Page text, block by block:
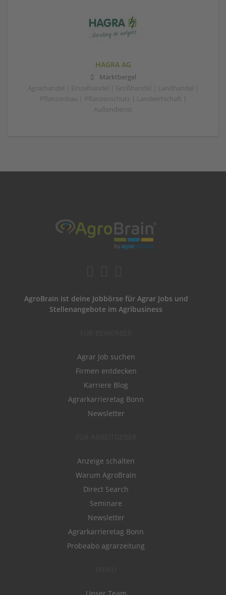
HAGRA AG
Marktbergel
Agrarhandel | Einzelhandel | Großhandel | Landhandel |
Pflanzenbau | Pflanzenschutz | Landwirtschaft |
Außendienst
AgroBrain ist deine Jobbörse für Agrar Jobs und
Stellenangebote im Agribusiness
Agrar Job suchen
Firmen entdecken
Karriere Blog
Agrarkarrieretag Bonn
Newsletter
Anzeige schalten
Warum AgroBrain
Direct Search
Seminare
Newsletter
Agrarkarrieretag Bonn
Probeabo agrarzeitung